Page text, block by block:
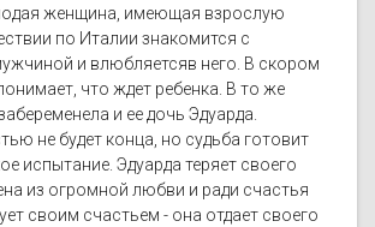
женщина, имеющая взрослую
по Италии знакомится с
и влюбляетсяв него. В скором
что ждет ребенка. В то же
и ее дочь Эдуарда.
не будет конца, но судьба готовит
испытание. Эдуарда теряет своего
из огромной любви и ради счастья
своим счастьем - она отдает своего